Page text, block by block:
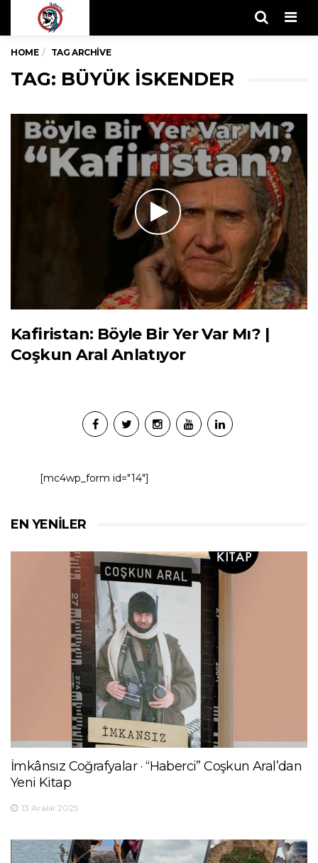
HOME TAG ARCHIVE
TAG: BÜYÜK ISKENDER
Kafiristan: Böyle Bir Yer Var Mı? |
Coşkun Aral Anlatıyor
[mc4wp_form id="14"]
EN YENILER
İmkânsız Coğrafyalar · “Haberci” Coşkun Aral’dan
Yeni Kitap
13 Aralık 2025